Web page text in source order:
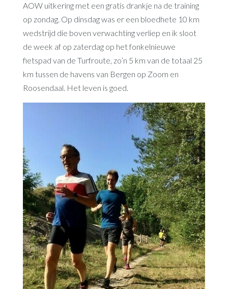
AOW uitkering met een gratis drankje na de training
op zondag. Op dinsdag was er een bloedhete 10 km
wedstrijd die boven verwachting verliep en ik sloot
de week af op zaterdag op het fonkelnieuwe
fietspad van de Turfroute, zo’n 5 km van de totaal 25
km tussen de havens van Bergen op Zoom en
Roosendaal. Het leven is goed.